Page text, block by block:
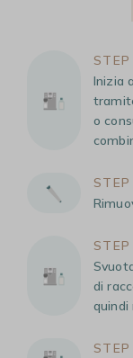
Inizia
o
di
quindi